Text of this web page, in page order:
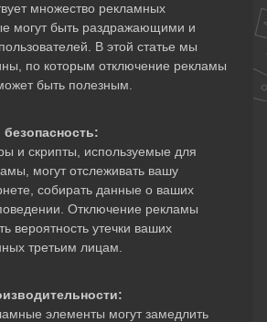
множество рекламных
могут быть раздражающими и
В этой статье мы
по которым отключение рекламы
быть полезным.
и скрипты, используемые для
могут отслеживать вашу
собирать данные о ваших
Отключение рекламы
вероятность утечки ваших
третьим лицам.
элементы могут замедлить